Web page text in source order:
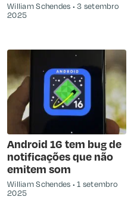
William Schendes
3 setembro
2025
Android 16 tem bug de
notificações que não
emitem som
William Schendes
1 setembro
2025